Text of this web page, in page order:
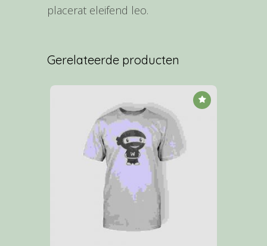
placerat eleifend leo.
Gerelateerde producten